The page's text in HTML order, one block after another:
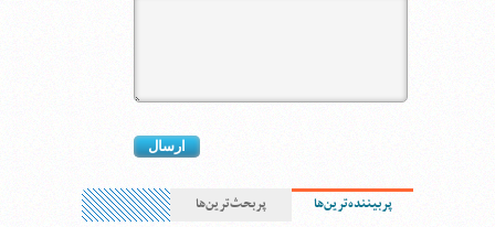
پربیننده‌ترین‌ها پربحث‌ترین‌ها